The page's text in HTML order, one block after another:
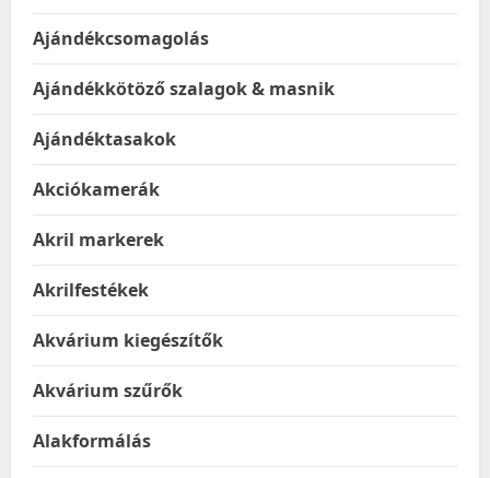
Ajándékcsomagolás
Ajándékkötöző szalagok & masnik
Ajándéktasakok
Akciókamerák
Akril markerek
Akrilfestékek
Akvárium kiegészítők
Akvárium szűrők
Alakformálás